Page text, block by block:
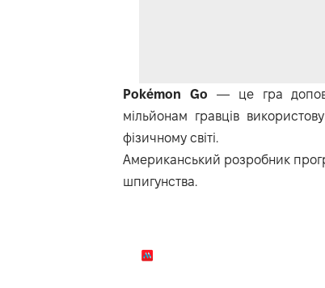
Pokémon Go — це гра
мільйонам гравців
фізичному світі.
Американський розробник
шпигунства.